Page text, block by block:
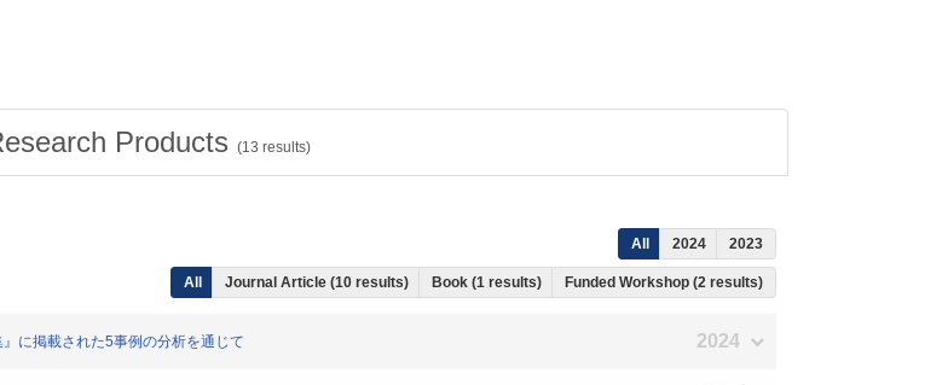
Products (13 results)
All 2024 2023
All Journal Article (10 results) Book (1 results) Funded Workshop (2 results)
に掲載された5事例の分析を通じて 2024